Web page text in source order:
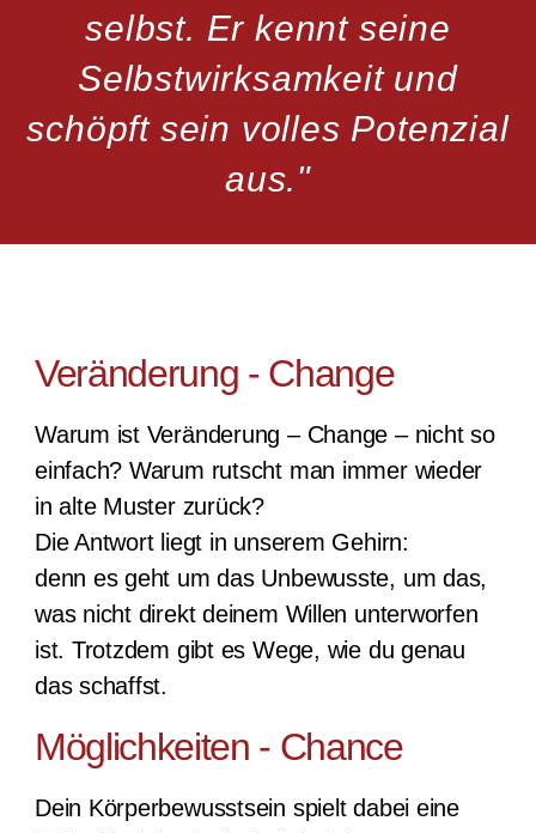
selbst. Er kennt seine
Selbstwirksamkeit und
schöpft sein volles Potenzial
aus."
Veränderung - Change
Warum ist Veränderung – Change – nicht so
einfach? Warum rutscht man immer wieder
in alte Muster zurück?
Die Antwort liegt in unserem Gehirn:
denn es geht um das Unbewusste, um das,
was nicht direkt deinem Willen unterworfen
ist. Trotzdem gibt es Wege, wie du genau
das schaffst.
Möglichkeiten - Chance
Dein Körperbewusstsein spielt dabei eine